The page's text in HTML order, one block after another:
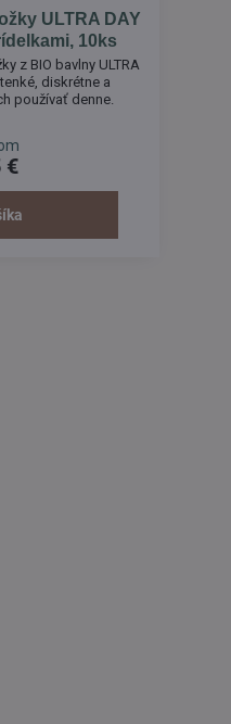
ULTRA DAY
10ks
z BIO bavlny ULTRA
diskrétne a
používať denne.
€